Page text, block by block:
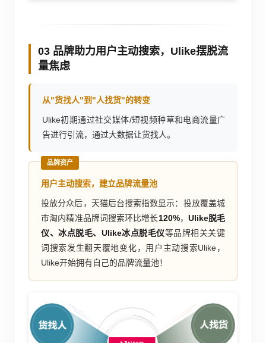
03 品牌助力用户主动搜索，Ulike摆脱流
量焦虑
从"货找人"到"人找货"的转变
Ulike初期通过社交媒体/短视频种草和电商流量广
告进行引流，通过大数据让货找人。
品牌资产
用户主动搜索，建立品牌流量池
投放分众后，天猫后台搜索指数显示：投放覆盖城
市淘内精准品牌词搜索环比增长120%， Ulike脱毛
仪、冰点脱毛、Ulike冰点脱毛仪等品牌相关关键
词搜索发生翻天覆地变化，用户主动搜索Ulike，
Ulike开始拥有自己的品牌流量池！